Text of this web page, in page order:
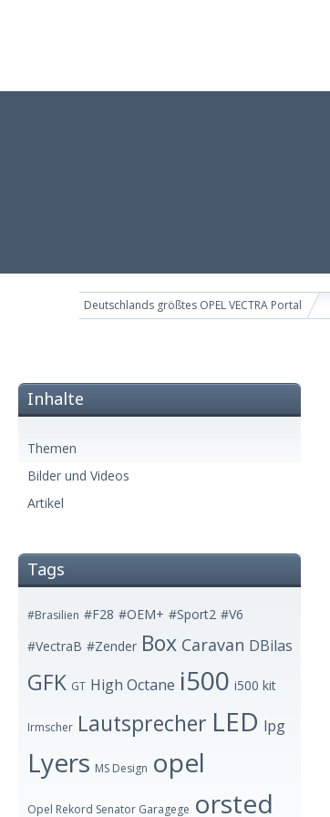
Deutschlands größtes OPEL VECTRA Portal
Inhalte
Themen
Bilder und Videos
Artikel
Tags
#Brasilien #F28 #OEM+ #Sport2 #V6
#VectraB #Zender Box Caravan DBilas
GFK GT High Octane i500 i500 kit
Irmscher Lautsprecher LED lpg
Lyers MS Design opel
Opel Rekord Senator Garagege orsted